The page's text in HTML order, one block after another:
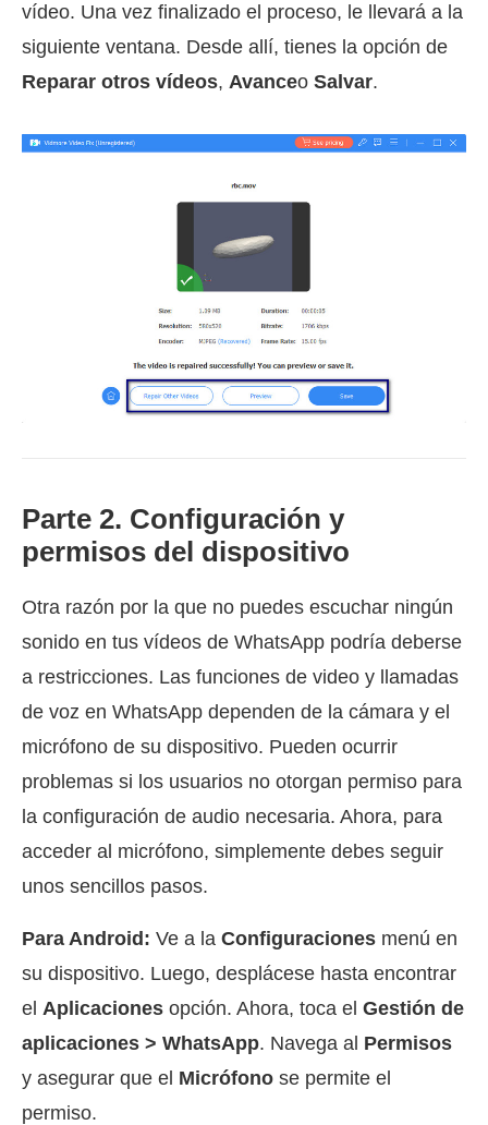
vídeo. Una vez finalizado el proceso, le llevará a la
siguiente ventana. Desde allí, tienes la opción de
Reparar otros vídeos, Avanceo Salvar.
Parte 2. Configuración y
permisos del dispositivo
Otra razón por la que no puedes escuchar ningún
sonido en tus vídeos de WhatsApp podría deberse
a restricciones. Las funciones de video y llamadas
de voz en WhatsApp dependen de la cámara y el
micrófono de su dispositivo. Pueden ocurrir
problemas si los usuarios no otorgan permiso para
la configuración de audio necesaria. Ahora, para
acceder al micrófono, simplemente debes seguir
unos sencillos pasos.
Para Android: Ve a la Configuraciones menú en
su dispositivo. Luego, desplácese hasta encontrar
el Aplicaciones opción. Ahora, toca el Gestión de
aplicaciones > WhatsApp. Navega al Permisos
y asegurar que el Micrófono se permite el
permiso.